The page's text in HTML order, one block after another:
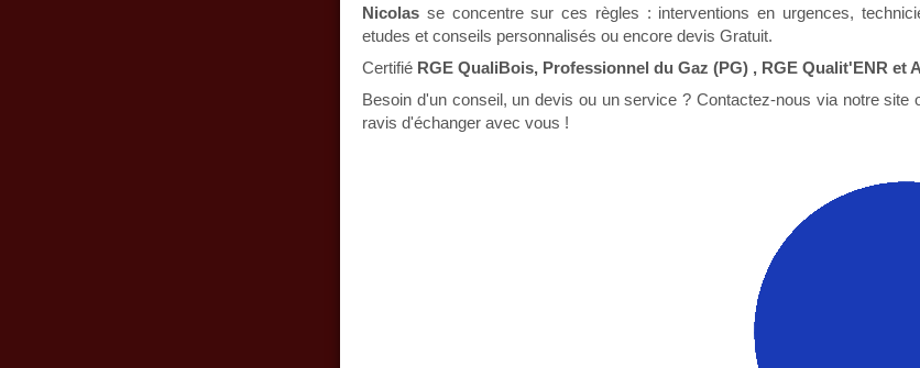
Nicolas se concentre sur ces règles : interventions en urgences,
etudes et conseils personnalisés ou encore devis Gratuit.
Certifié RGE QualiBois, Professionnel du Gaz (PG) , RGE Qualit'ENR et
Besoin d'un conseil, un devis ou un service ? Contactez-nous via notre site
ravis d'échanger avec vous !